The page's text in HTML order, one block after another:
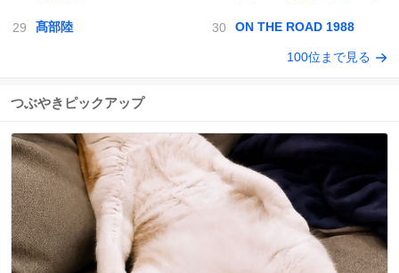
髙部陸 ON THE ROAD 1988
100位まで見る
つぶやきピックアップ